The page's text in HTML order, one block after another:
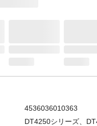
4536036010363
DT4250シリーズ、